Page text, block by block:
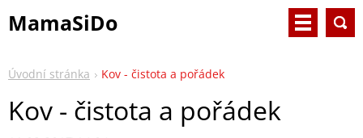
MamaSiDo
Úvodní stránka Kov - čistota a pořádek
Kov - čistota a pořádek